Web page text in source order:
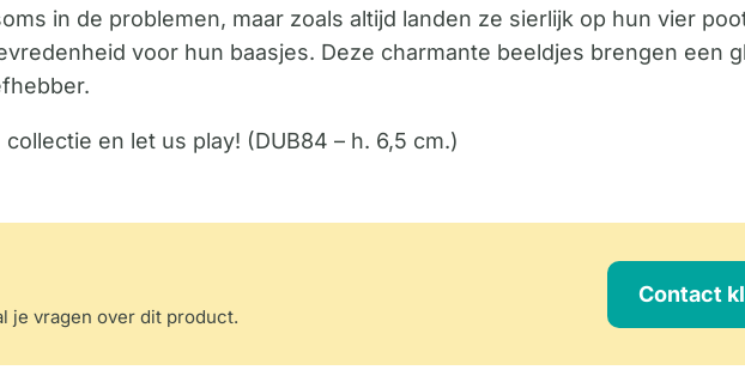
in de problemen, maar zoals altijd landen ze sierlijk op hun vier
voor hun baasjes. Deze charmante beeldjes brengen een
en let us play! (DUB84 – h. 6,5 cm.)
je vragen over dit product.
Contact